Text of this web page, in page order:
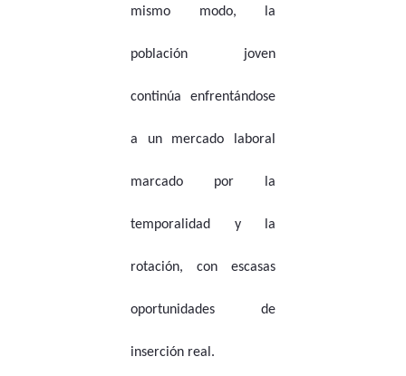
mismo modo, la
población joven
continúa enfrentándose
a un mercado laboral
marcado por la
temporalidad y la
rotación, con escasas
oportunidades de
inserción real.